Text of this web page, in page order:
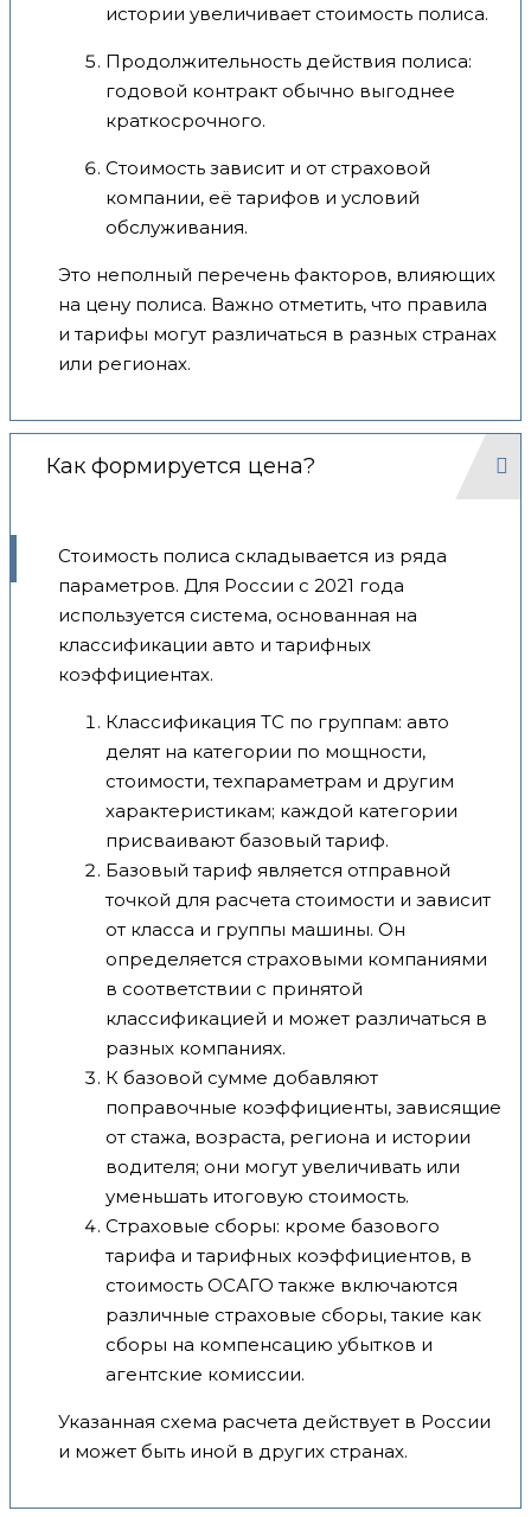
истории увеличивает стоимость полиса.
Продолжительность действия полиса:
годовой контракт обычно выгоднее
краткосрочного.
Стоимость зависит и от страховой
компании, её тарифов и условий
обслуживания.
Это неполный перечень факторов, влияющих
на цену полиса. Важно отметить, что правила
и тарифы могут различаться в разных странах
или регионах.
Как формируется цена?
Стоимость полиса складывается из ряда
параметров. Для России с 2021 года
используется система, основанная на
классификации авто и тарифных
коэффициентах.
Классификация ТС по группам: авто
делят на категории по мощности,
стоимости, техпараметрам и другим
характеристикам; каждой категории
присваивают базовый тариф.
Базовый тариф является отправной
точкой для расчета стоимости и зависит
от класса и группы машины. Он
определяется страховыми компаниями
в соответствии с принятой
классификацией и может различаться в
разных компаниях.
К базовой сумме добавляют
поправочные коэффициенты, зависящие
от стажа, возраста, региона и истории
водителя; они могут увеличивать или
уменьшать итоговую стоимость.
Страховые сборы: кроме базового
тарифа и тарифных коэффициентов, в
стоимость ОСАГО также включаются
различные страховые сборы, такие как
сборы на компенсацию убытков и
агентские комиссии.
Указанная схема расчета действует в России
и может быть иной в других странах.